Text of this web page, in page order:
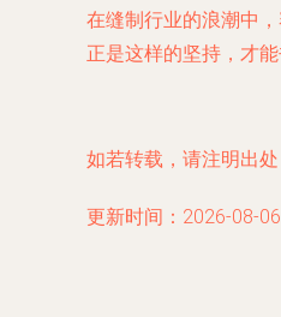
在缝制行业的浪潮中
正是这样的坚持，才
如若转载，请注明出
更新时间：2026-08-